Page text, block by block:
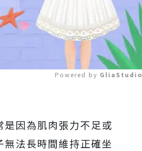
Powered by
因為肌肉張力不足或
法長時間維持正確坐